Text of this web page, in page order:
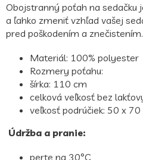
Obojstranný poťah na sedačku
a ľahko zmeniť vzhľad vašej
pred poškodením a znečistením.
Materiál: 100% polyester
Rozmery poťahu:
šírka: 110 cm
celková veľkosť bez
veľkosť podrúčiek: 50 x 70
Údržba a pranie:
perte na 30°C